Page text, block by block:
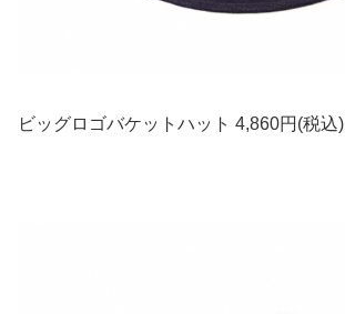
ビッグロゴバケットハット 4,860円(税込)